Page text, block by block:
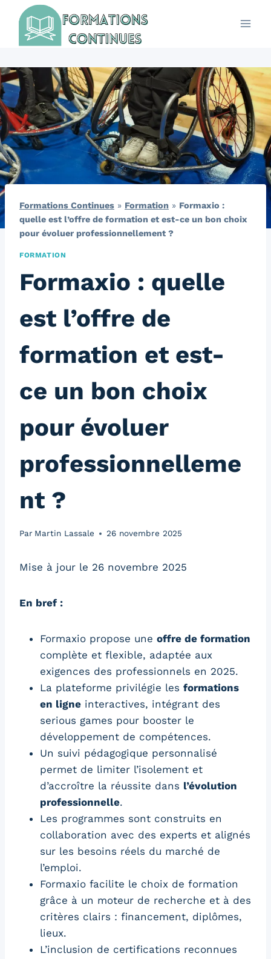
contenu
Formations Continues » Formation » Formaxio :
quelle est l’offre de formation et est-ce un bon choix
pour évoluer professionnellement ?
FORMATION
Formaxio : quelle
est l’offre de
formation et est-
ce un bon choix
pour évoluer
professionnelleme
nt ?
Par Martin Lassale 26 novembre 2025
Mise à jour le 26 novembre 2025
En bref :
Formaxio propose une offre de formation
complète et flexible, adaptée aux
exigences des professionnels en 2025.
La plateforme privilégie les formations
en ligne interactives, intégrant des
serious games pour booster le
développement de compétences.
Un suivi pédagogique personnalisé
permet de limiter l’isolement et
d’accroître la réussite dans l’évolution
professionnelle.
Les programmes sont construits en
collaboration avec des experts et alignés
sur les besoins réels du marché de
l’emploi.
Formaxio facilite le choix de formation
grâce à un moteur de recherche et à des
critères clairs : financement, diplômes,
lieux.
L’inclusion de certifications reconnues